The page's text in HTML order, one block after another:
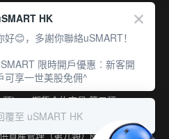
牌法團（中央編號：
） 、期貨合約交易(第二類) 、
貨合約提供意見(第五類) 、就機
資產管理（第九類）牌照。
HK
好😊，多謝你聯絡uSMART！
限時開戶優惠︰新客開
可享一世美股免佣^
覆至 uSMART HK